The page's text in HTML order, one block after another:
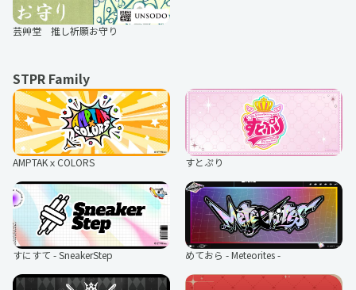
芸艸堂 推し祈願お守り
STPR Family
AMPTAKｘCOLORS すとぷり
すにすて - SneakerStep めておら - Meteorites -